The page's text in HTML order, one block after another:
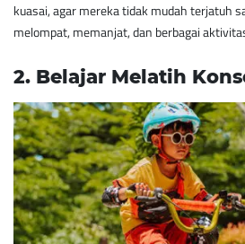
kuasai, agar mereka tidak mudah terjatuh
melompat, memanjat, dan berbagai
2. ​Belajar Melatih